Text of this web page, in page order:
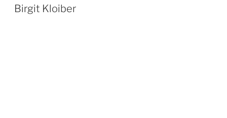
AM
Birgit Kloiber